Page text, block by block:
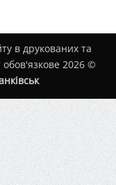
в друкованих та
2026 ©